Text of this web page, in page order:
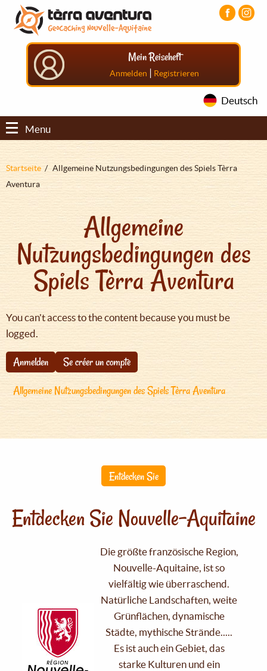
Direkt
zum
Inhalt
Aller
menu
principal
Aller
pied
Mein Reiseheft
Anmelden | Registrieren
Deutsch
Menu
Pfadnavigation
Startseite
Allgemeine Nutzungsbedingungen des Spiels Tèrra
Aventura
Allgemeine
Nutzungsbedingungen des
Spiels Tèrra Aventura
You can't access to the content because you must be
logged.
Anmelden
Se créer un compte
Allgemeine Nutzungsbedingungen des Spiels Tèrra Aventura
Entdecken Sie
Entdecken Sie Nouvelle-Aquitaine
Die größte französische Region,
Nouvelle-Aquitaine, ist so
vielfältig wie überraschend.
Natürliche Landschaften, weite
Grünflächen, dynamische
Städte, mythische Strände.....
Es ist auch ein Gebiet, das
starke Kulturen und ein